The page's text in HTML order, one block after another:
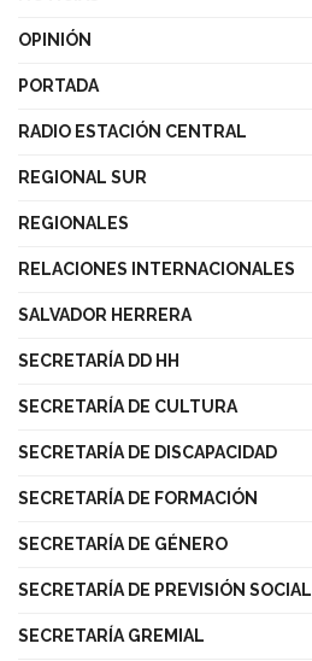
OPINIÓN
PORTADA
RADIO ESTACIÓN CENTRAL
REGIONAL SUR
REGIONALES
RELACIONES INTERNACIONALES
SALVADOR HERRERA
SECRETARÍA DD HH
SECRETARÍA DE CULTURA
SECRETARÍA DE DISCAPACIDAD
SECRETARÍA DE FORMACIÓN
SECRETARÍA DE GÉNERO
SECRETARÍA DE PREVISIÓN SOCIAL
SECRETARÍA GREMIAL